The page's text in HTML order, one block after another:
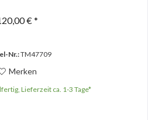
€ *
Nr.:TM47709
Merken
Lieferzeit ca. 1-3 Tage*